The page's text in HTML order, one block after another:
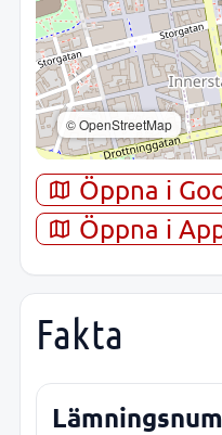
© OpenStreetMap
Öppna i
Öppna i
Fakta